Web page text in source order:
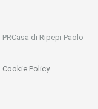
PRCasa di Ripepi Paolo
Cookie Policy